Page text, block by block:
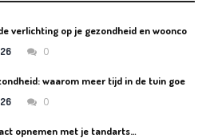
0
0
opnemen met je tandarts…